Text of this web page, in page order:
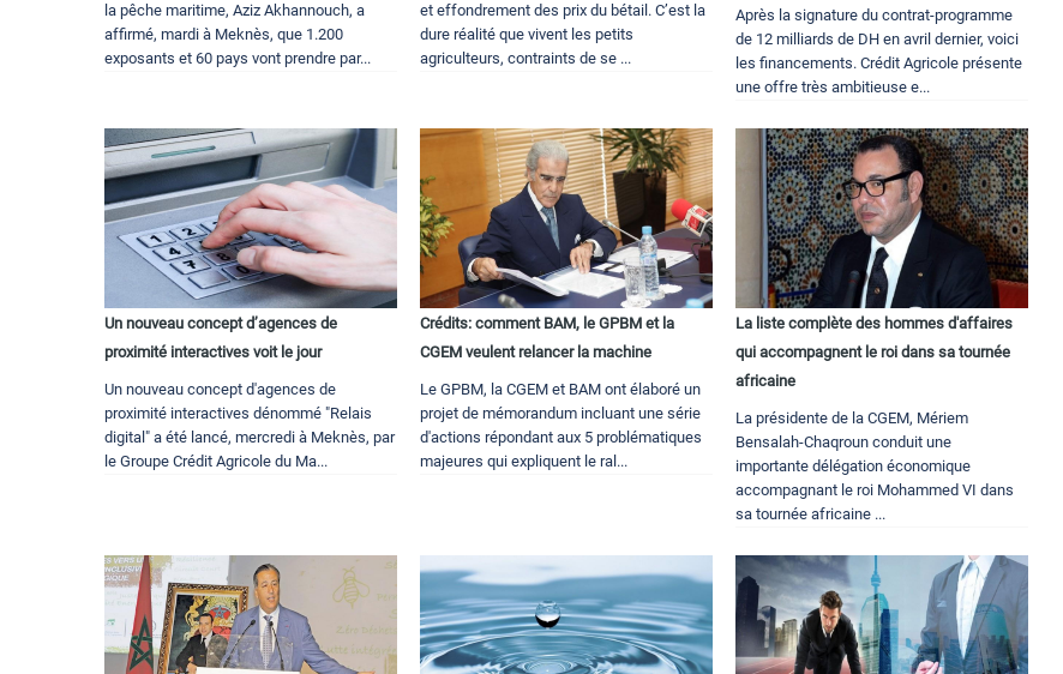
la pêche maritime, Aziz Akhannouch, a
affirmé, mardi à Meknès, que 1.200
exposants et 60 pays vont prendre par...
et effondrement des prix du bétail. C’est la
dure réalité que vivent les petits
agriculteurs, contraints de se ...
Après la signature du contrat-programme
de 12 milliards de DH en avril dernier, voici
les financements. Crédit Agricole présente
une offre très ambitieuse e...
Un nouveau concept d’agences de
proximité interactives voit le jour
Un nouveau concept d'agences de
proximité interactives dénommé "Relais
digital" a été lancé, mercredi à Meknès, par
le Groupe Crédit Agricole du Ma...
Crédits: comment BAM, le GPBM et la
CGEM veulent relancer la machine
Le GPBM, la CGEM et BAM ont élaboré un
projet de mémorandum incluant une série
d'actions répondant aux 5 problématiques
majeures qui expliquent le ral...
La liste complète des hommes d'affaires
qui accompagnent le roi dans sa tournée
africaine
La présidente de la CGEM, Mériem
Bensalah-Chaqroun conduit une
importante délégation économique
accompagnant le roi Mohammed VI dans
sa tournée africaine ...